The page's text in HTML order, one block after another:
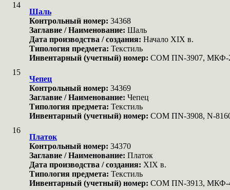
14
Шаль
Контрольный номер: 34368
Заглавие / Наименование: Шаль
Дата производства / создания: Начало XIX в.
Типология предмета: Текстиль
Инвентарный (учетный) номер: COM ПN-3907, МКФ-
15
Чепец
Контрольный номер: 34369
Заглавие / Наименование: Чепец
Типология предмета: Текстиль
Инвентарный (учетный) номер: COM ПN-3908, N-
16
Платок
Контрольный номер: 34370
Заглавие / Наименование: Платок
Дата производства / создания: XIX в.
Типология предмета: Текстиль
Инвентарный (учетный) номер: COM ПN-3913, МКФ-